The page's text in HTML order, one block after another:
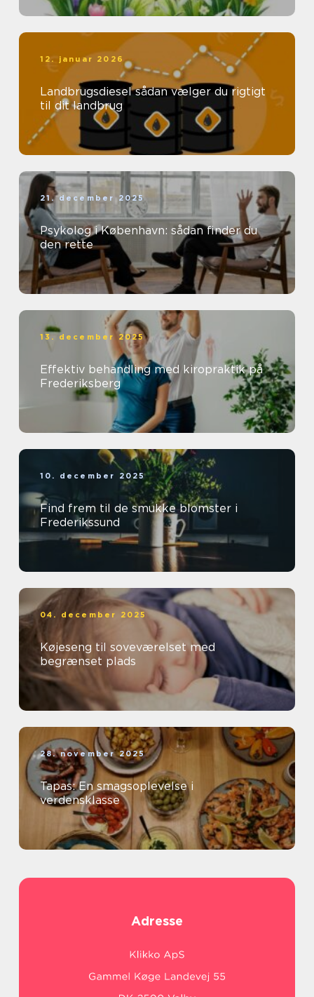
12. januar 2026
Landbrugsdiesel sådan vælger du rigtigt
til dit landbrug
21. december 2025
Psykolog i København: sådan finder du
den rette
13. december 2025
Effektiv behandling med kiropraktik på
Frederiksberg
10. december 2025
Find frem til de smukke blomster i
Frederikssund
04. december 2025
Køjeseng til soveværelset med
begrænset plads
28. november 2025
Tapas: En smagsoplevelse i
verdensklasse
Adresse